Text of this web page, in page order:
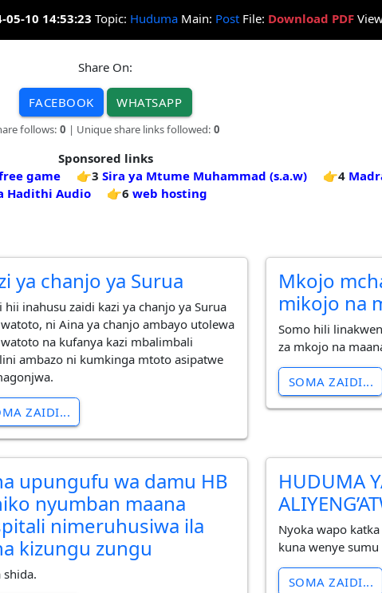
05-10 14:53:23 Topic: HudumaMain: PostFile: Download PDF
Share On:
FACEBOOK WHATSAPP
follows: 0 | Unique share links followed: 0
Sponsored links
game 👉3 Sira ya Mtume Muhammad (s.a.w) 👉4
Hadithi Audio
👉6 web hosting
ya chanjo ya Surua
hii inahusu zaidi kazi ya chanjo ya Surua
ni Aina ya chanjo ambayo utolewa
na kufanya kazi mbalimbali
ambazo ni kumkinga mtoto asipatwe
ZAIDI...
Mkojo
mikojo na
Somo hili
za mkojo na
SOMA ZAIDI...
upungufu wa damu HB
nyumban maana
nimeruhusiwa ila
kizungu zungu
shida.
HUDUMA
Nyoka wapo
kuna wenye
SOMA ZAIDI...